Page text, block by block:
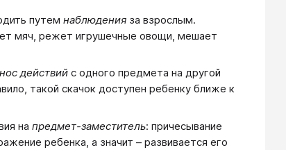
путем наблюдения за взрослым.
мяч, режет игрушечные овощи, мешает
действий с одного предмета на другой
такой скачок доступен ребенку ближе к
на предмет-заместитель: причесывание
ребенка, а значит – развивается его